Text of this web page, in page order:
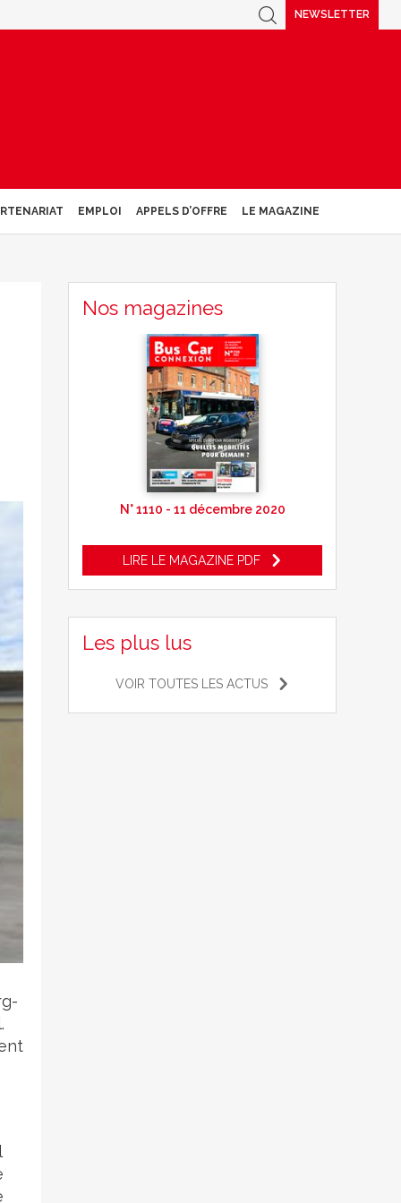
NEWSLETTER
EMPLOI APPELS D’OFFRE LE MAGAZINE
Nos magazines
N° 1110 - 11 décembre 2020
LIRE LE MAGAZINE PDF
Les plus lus
VOIR TOUTES LES ACTUS